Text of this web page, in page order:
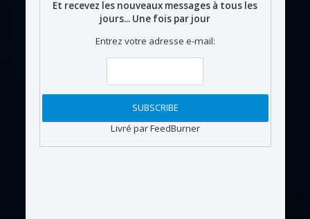
Et recevez les nouveaux messages à tous les
jours... Une fois par jour
Entrez votre adresse e-mail:
Livré par FeedBurner